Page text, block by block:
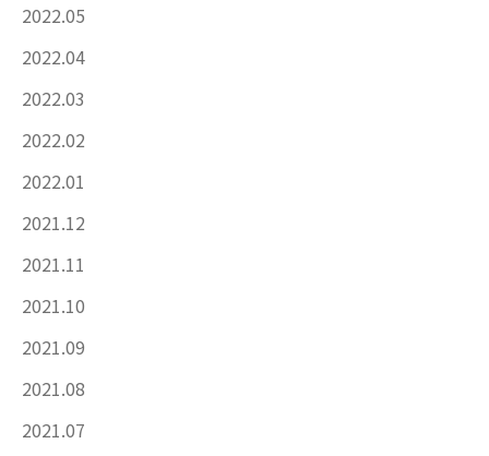
2022.05
2022.04
2022.03
2022.02
2022.01
2021.12
2021.11
2021.10
2021.09
2021.08
2021.07